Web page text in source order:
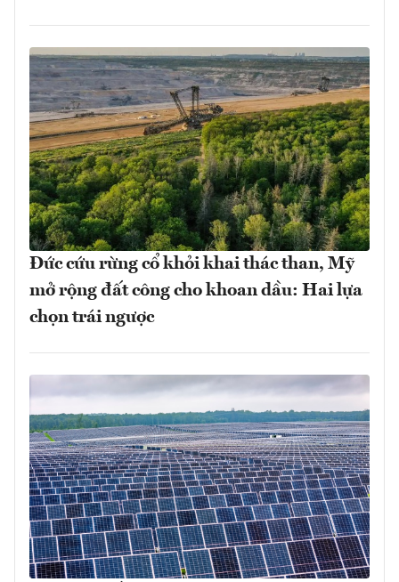
Đức cứu rừng cổ khỏi khai thác than, Mỹ
mở rộng đất công cho khoan dầu: Hai lựa
chọn trái ngược